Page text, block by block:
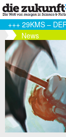
+++ 29KMS –
News